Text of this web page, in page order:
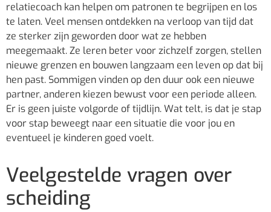
relatiecoach kan helpen om patronen te begrijpen en los
te laten. Veel mensen ontdekken na verloop van tijd dat
ze sterker zijn geworden door wat ze hebben
meegemaakt. Ze leren beter voor zichzelf zorgen, stellen
nieuwe grenzen en bouwen langzaam een leven op dat bij
hen past. Sommigen vinden op den duur ook een nieuwe
partner, anderen kiezen bewust voor een periode alleen.
Er is geen juiste volgorde of tijdlijn. Wat telt, is dat je stap
voor stap beweegt naar een situatie die voor jou en
eventueel je kinderen goed voelt.
Veelgestelde vragen over
scheiding